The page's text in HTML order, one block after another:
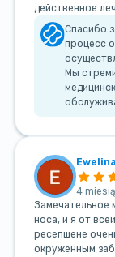
действенное
Спасибо
процесс
Мы
4
Замечательное
носа, и я от
ресепшене
окруженным